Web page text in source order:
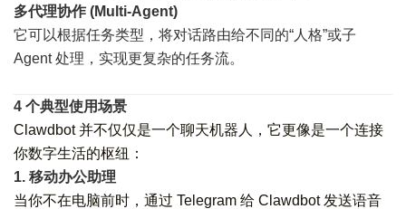
多代理协作 (Multi-Agent)
它可以根据任务类型，将对话路由给不同的“人格”或子
Agent 处理，实现更复杂的任务流。
4 个典型使用场景
Clawdbot 并不仅仅是一个聊天机器人，它更像是一个连接
你数字生活的枢纽：
1. 移动办公助理
当你不在电脑前时，通过 Telegram 给 Clawdbot 发送语音